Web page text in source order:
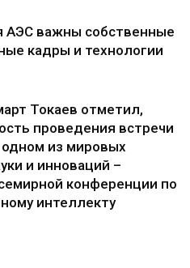
АЭС важны собственные
кадры и технологии
Токаев отметил,
проведения встречи
из мировых
и инноваций –
конференции по
интеллекту